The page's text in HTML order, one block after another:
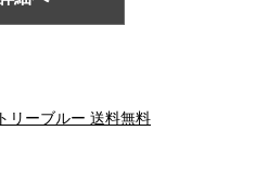
リーブルー 送料無料